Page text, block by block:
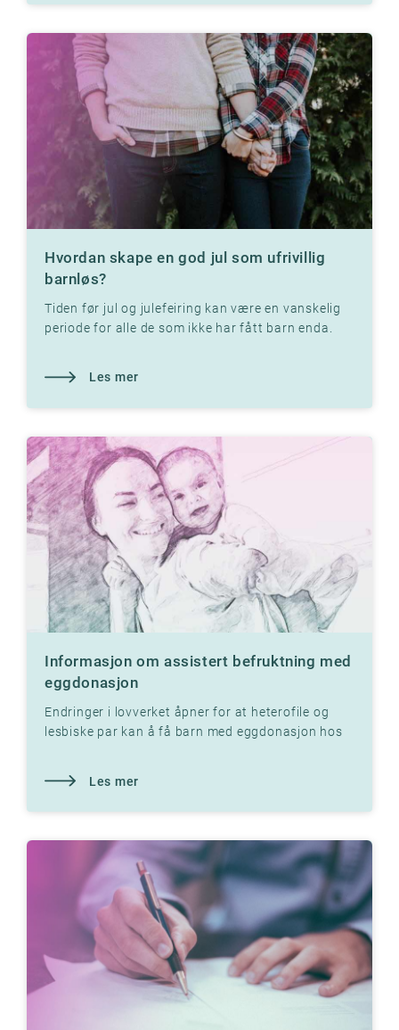
Hvordan skape en god jul som ufrivillig
barnløs?
Tiden før jul og julefeiring kan være en vanskelig
periode for alle de som ikke har fått barn enda.
Les mer
Informasjon om assistert befruktning med
eggdonasjon
Endringer i lovverket åpner for at heterofile og
lesbiske par kan å få barn med eggdonasjon hos
Les mer